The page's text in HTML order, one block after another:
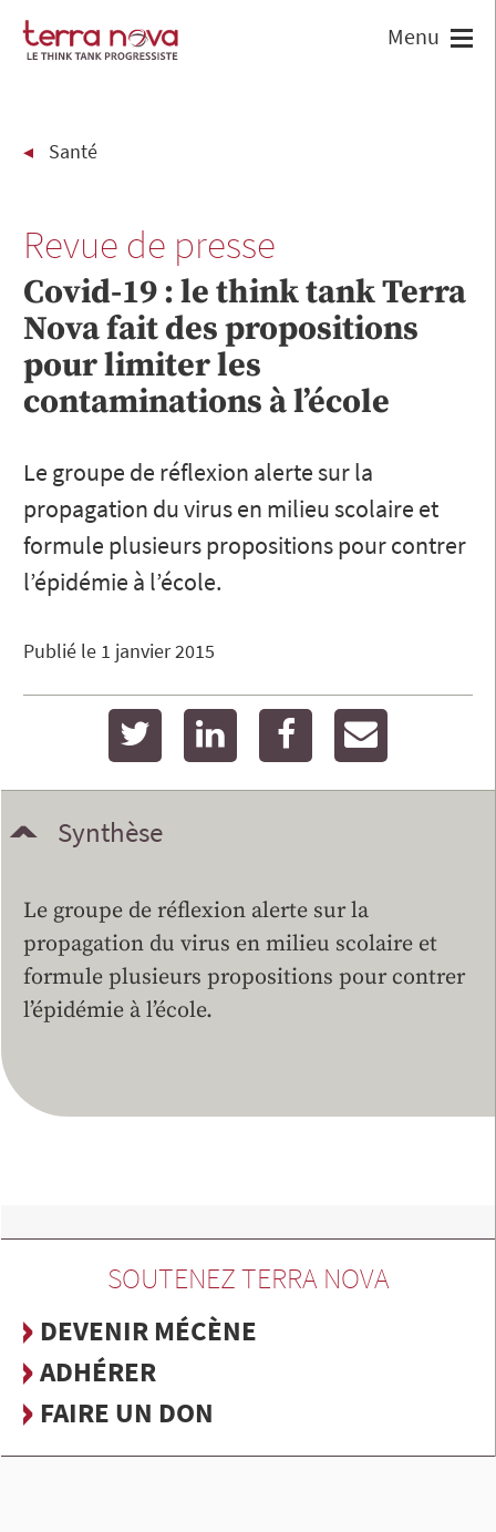
Santé
Revue de presse
Covid-19 : le think tank Terra
Nova fait des propositions
pour limiter les
contaminations à l’école
Le groupe de réflexion alerte sur la
propagation du virus en milieu scolaire et
formule plusieurs propositions pour contrer
l’épidémie à l’école.
Publié le 1 janvier 2015
twitter linkedin facebook
Synthèse
Le groupe de réflexion alerte sur la
propagation du virus en milieu scolaire et
formule plusieurs propositions pour contrer
l’épidémie à l’école.
SOUTENEZ TERRA NOVA
DEVENIR MÉCÈNE
ADHÉRER
FAIRE UN DON